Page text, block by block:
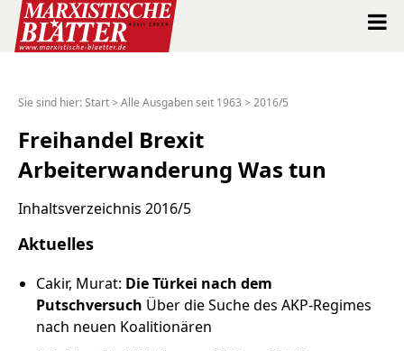
Suche
Shop
Spenden
Sie sind hier:Start >Alle Ausgaben seit 1963 >2016/5
Freihandel Brexit
Arbeiterwanderung Was tun
Inhaltsverzeichnis 2016/5
Aktuelles
Cakir, Murat: Die Türkei nach dem
Putschversuch Über die Suche des AKP-Regimes
nach neuen Koalitionären